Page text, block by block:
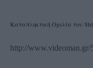
Καταπληκτική Ομιλία του
http://www.videoman.gr/